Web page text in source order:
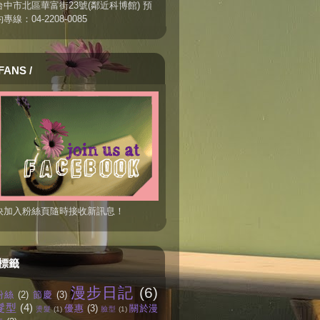
中市北區華富街23號(鄰近科博館) 預
專線：04-2208-0085
/
加入粉絲頁隨時接收新訊息！
籤
絲 (2) 節慶 (3) 漫步日記 (6)
型 (4) 燙髮 (1) 優惠 (3) 臉型 (1) 關於漫